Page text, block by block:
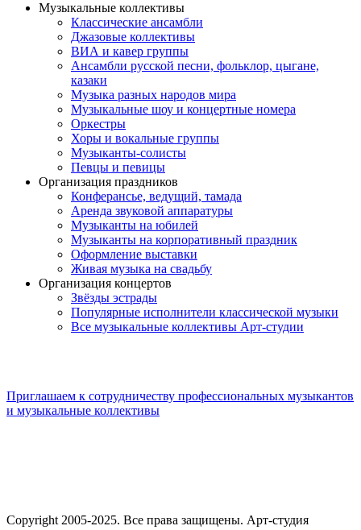
Музыкальные коллективы
Классические ансамбли
Джазовые коллективы
ВИА и кавер группы
Ансамбли русской песни, фольклор, цыгане,
казаки
Музыка разных народов мира
Музыкальные шоу и концертные номера
Оркестры
Хоры и вокальные группы
Музыканты-солисты
Певцы и певицы
Организация праздников
Конферансье, ведущий, тамада
Аренда звуковой аппаратуры
Музыканты на юбилей
Музыканты на корпоративный праздник
Оформление выставки
Живая музыка на свадьбу
Организация концертов
Звёзды эстрады
Популярные исполнители классической музыки
Все музыкальные коллективы Арт-студии
Приглашаем к сотрудничеству профессиональных музыкантов
и музыкальные коллективы
Copyright 2005-2025. Все права защищены. Арт-студия